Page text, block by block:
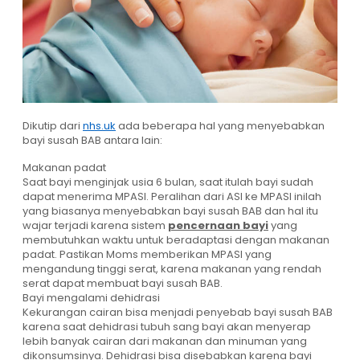
Dikutip dari nhs.uk ada beberapa hal yang menyebabkan
bayi susah BAB antara lain:
Makanan padat
Saat bayi menginjak usia 6 bulan, saat itulah bayi sudah
dapat menerima MPASI. Peralihan dari ASI ke MPASI inilah
yang biasanya menyebabkan bayi susah BAB dan hal itu
wajar terjadi karena sistem pencernaan bayiyang
membutuhkan waktu untuk beradaptasi dengan makanan
padat. Pastikan Moms memberikan MPASI yang
mengandung tinggi serat, karena makanan yang rendah
serat dapat membuat bayi susah BAB.
Bayi mengalami dehidrasi
Kekurangan cairan bisa menjadi penyebab bayi susah BAB
karena saat dehidrasi tubuh sang bayi akan menyerap
lebih banyak cairan dari makanan dan minuman yang
dikonsumsinya. Dehidrasi bisa disebabkan karena bayi